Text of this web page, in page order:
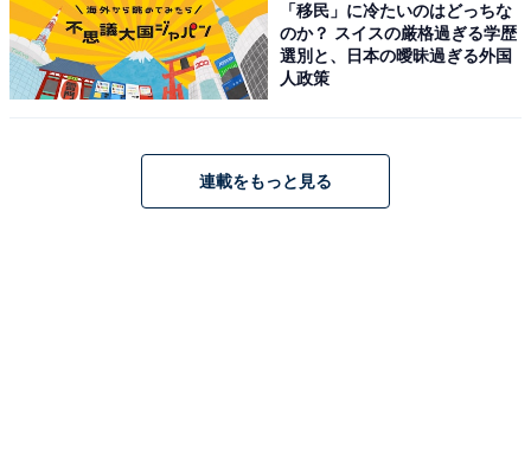
「移民」に冷たいのはどっちな
のか？ スイスの厳格過ぎる学歴
選別と、日本の曖昧過ぎる外国
人政策
連載をもっと見る